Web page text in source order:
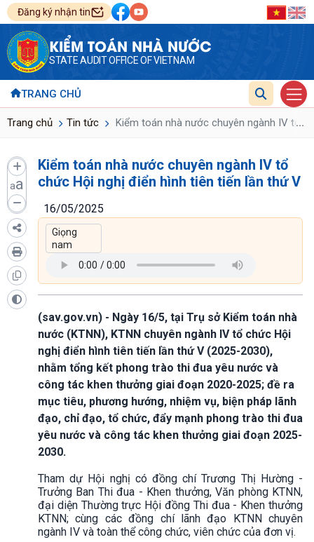
Đăng ký nhận tin
KIỂM TOÁN NHÀ NƯỚC
STATE AUDIT OFFICE OF VIETNAM
TRANG CHỦ
Trang chủ Tin tức Kiểm toán nhà nước chuyên ngành IV tổ...
aa
Kiểm toán nhà nước chuyên ngành IV tổ
chức Hội nghị điển hình tiên tiến lần thứ V
16/05/2025
(sav.gov.vn) - Ngày 16/5, tại Trụ sở Kiểm toán nhà
nước (KTNN), KTNN chuyên ngành IV tổ chức Hội
nghị điển hình tiên tiến lần thứ V (2025-2030),
nhằm tổng kết phong trào thi đua yêu nước và
công tác khen thưởng giai đoạn 2020-2025; đề ra
mục tiêu, phương hướng, nhiệm vụ, biện pháp lãnh
đạo, chỉ đạo, tổ chức, đẩy mạnh phong trào thi đua
yêu nước và công tác khen thưởng giai đoạn 2025-
2030.
Tham dự Hội nghị có đồng chí Trương Thị Hường -
Trưởng Ban Thi đua - Khen thưởng, Văn phòng KTNN,
đại diện Thường trực Hội đồng Thi đua - Khen thưởng
KTNN; cùng các đồng chí lãnh đạo KTNN chuyên
ngành IV và toàn thể công chức, viên chức của đơn vị.